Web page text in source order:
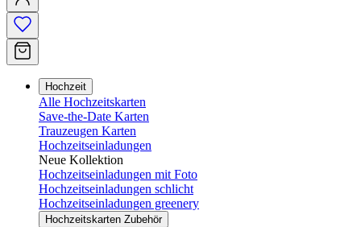
Hochzeit
Alle Hochzeitskarten
Save-the-Date Karten
Trauzeugen Karten
Hochzeitseinladungen
Neue Kollektion
Hochzeitseinladungen mit Foto
Hochzeitseinladungen schlicht
Hochzeitseinladungen greenery
Hochzeitskarten Zubehör